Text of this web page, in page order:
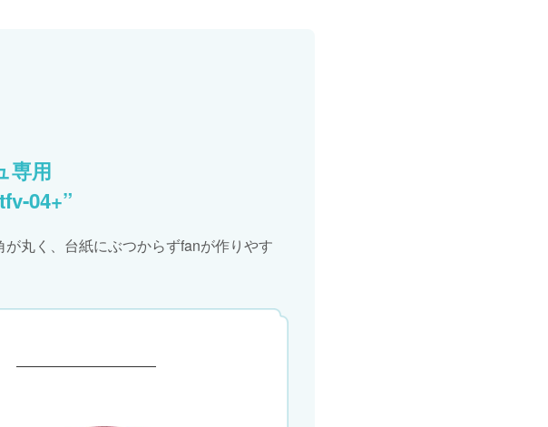
専用
04+”
丸く、台紙にぶつからずfanが作りやす